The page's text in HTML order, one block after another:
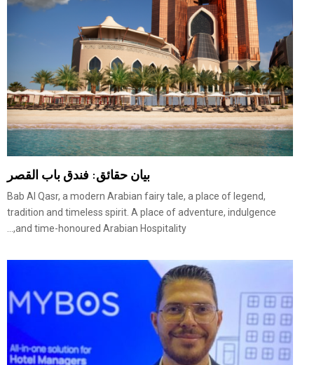
بيان حقائق: فندق باب القصر
Bab Al Qasr, a modern Arabian fairy tale, a place of legend,
tradition and timeless spirit. A place of adventure, indulgence
and time-honoured Arabian Hospitality,...